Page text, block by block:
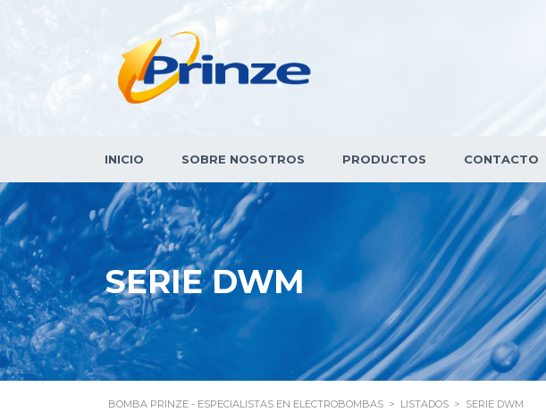
INICIO SOBRE NOSOTROS PRODUCTOS CONTACTO
SERIE DWM
BOMBA PRINZE - ESPECIALISTAS EN ELECTROBOMBAS > LISTADOS > SERIE DWM